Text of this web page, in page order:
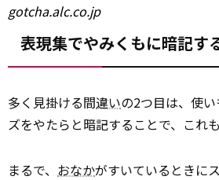
gotcha.alc.co.jp
表現集でやみくもに暗記す
多く見掛ける間違いの2つ目は、使
ズをやたらと暗記することで、これも
まるで、 おなかがすいているときに